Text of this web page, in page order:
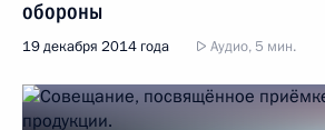
обороны
19 декабря 2014 года Аудио, 5 мин.